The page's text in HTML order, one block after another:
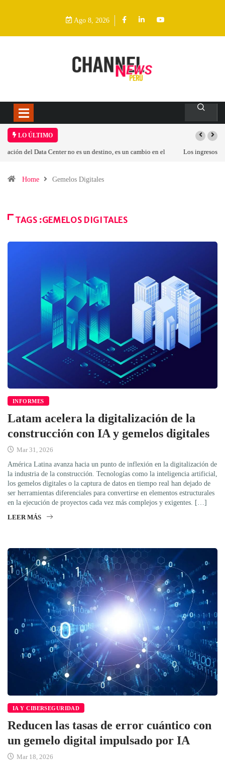
Ago 8, 2026
LO ÚLTIMO
Los ingresos por semiconductores aumentarán más de un 94 % en 2026
Home Gemelos Digitales
TAGS :GEMELOS DIGITALES
INFORMES
Latam acelera la digitalización de la
construcción con IA y gemelos digitales
Mar 31, 2026
América Latina avanza hacia un punto de inflexión en la digitalización de
la industria de la construcción. Tecnologías como la inteligencia artificial,
los gemelos digitales o la captura de datos en tiempo real han dejado de
ser herramientas diferenciales para convertirse en elementos estructurales
en la ejecución de proyectos cada vez más complejos y exigentes. […]
LEER MÁS
IA Y CIBERSEGURIDAD
Reducen las tasas de error cuántico con
un gemelo digital impulsado por IA
Mar 18, 2026